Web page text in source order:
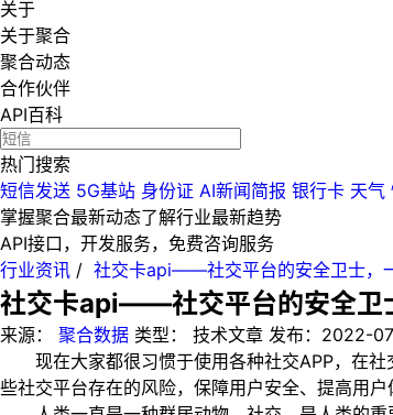
关于
关于聚合
聚合动态
合作伙伴
API百科
热门搜索
短信发送 5G基站 身份证 AI新闻简报 银行卡 天气
掌握聚合最新动态了解行业最新趋势
API接口，开发服务，免费咨询服务
行业资讯 / 社交卡api——社交平台的安全卫士，
社交卡api——社交平台的安全卫
来源： 聚合数据 类型： 技术文章 发布： 2022-
现在大家都很习惯于使用各种社交APP，在社
些社交平台存在的风险，保障用户安全、提高用户